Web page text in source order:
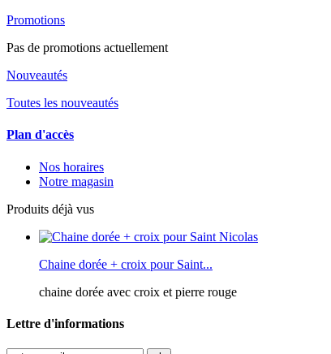
Promotions
Pas de promotions actuellement
Nouveautés
Toutes les nouveautés
Plan d'accès
Nos horaires
Notre magasin
Produits déjà vus
Chaine dorée + croix pour Saint...
chaine dorée avec croix et pierre rouge
Lettre d'informations